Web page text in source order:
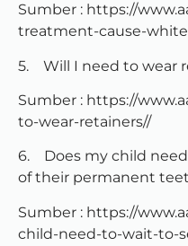
Sumber : https://
treatment-cause-
5. Will I need to wear
Sumber : https://
to-wear-retainers//
6. Does my child need
of their permanent
Sumber : https://
child-need-to-wait-to-